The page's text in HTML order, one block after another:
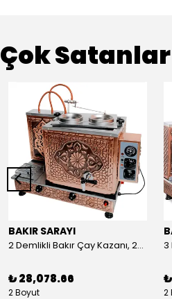
Çok Satanlar
BAKIR SARAYI
2 Demlikli Bakır Çay Kazanı, 25 Litre
₺ 28,078.66
2 Boyut 2